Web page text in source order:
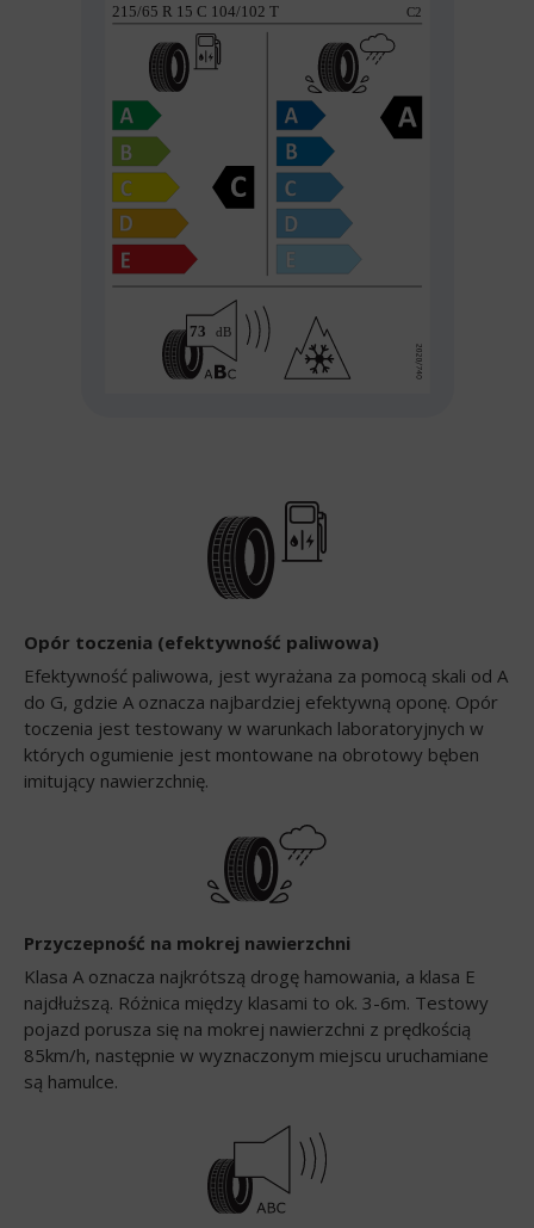
Opór toczenia (efektywność paliwowa)
Efektywność paliwowa, jest wyrażana za pomocą skali od A
do G, gdzie A oznacza najbardziej efektywną oponę. Opór
toczenia jest testowany w warunkach laboratoryjnych w
których ogumienie jest montowane na obrotowy bęben
imitujący nawierzchnię.
Przyczepność na mokrej nawierzchni
Klasa A oznacza najkrótszą drogę hamowania, a klasa E
najdłuższą. Różnica między klasami to ok. 3-6m. Testowy
pojazd porusza się na mokrej nawierzchni z prędkością
85km/h, następnie w wyznaczonym miejscu uruchamiane
są hamulce.